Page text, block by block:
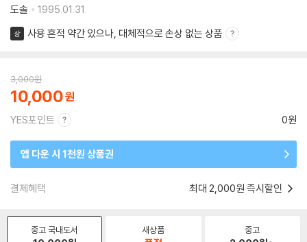
도솔
1995.01.31.
상 사용 흔적 약간 있으나, 대체적으로 손상 없는 상품
3,000원
10,000
YES포인트 0원
앱 다운 시 1천원 상품권
결제혜택 최대 2,000원 즉시할인
중고 국내도서 새상품 중고